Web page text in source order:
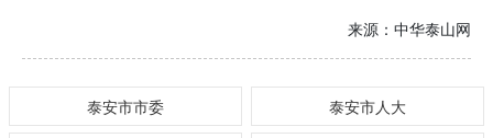
来源： 中华泰山网
泰安市市委 泰安市人大